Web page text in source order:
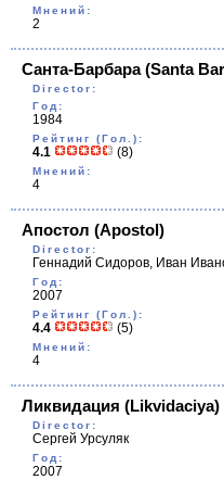
Мнений:
2
Санта-Барбара(Santa
Director:
Год:
1984
Рейтинг (Гол.):
4.1 (8)
Мнений:
4
Апостол (Apostol)
Director:
Геннадий Сидоров, Иван
Год:
2007
Рейтинг (Гол.):
4.4 (5)
Мнений:
4
Ликвидация (Likvidaciya)
Director:
Сергей Урсуляк
Год:
2007